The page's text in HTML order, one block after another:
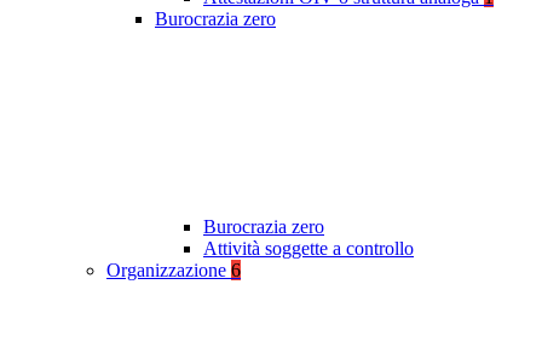
Burocrazia zero
Burocrazia zero
Attività soggette a controllo
Organizzazione 6